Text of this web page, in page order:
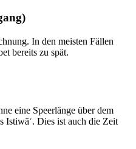
In den meisten Fällen
bereits zu spät.
eine Speerlänge über dem
Istiwāʾ. Dies ist auch die Zeit